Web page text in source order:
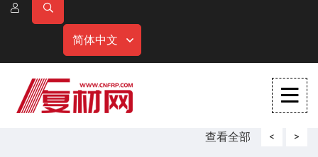
简体中文
查看全部 < >